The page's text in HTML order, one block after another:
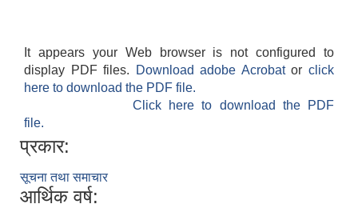
It appears your Web browser is not configured to
display PDF files.
Download adobe Acrobatorclick
here to download the PDF file.
Click here to download the PDF
file.
प्रकार:
सूचना तथा समाचार
आर्थिक वर्ष: